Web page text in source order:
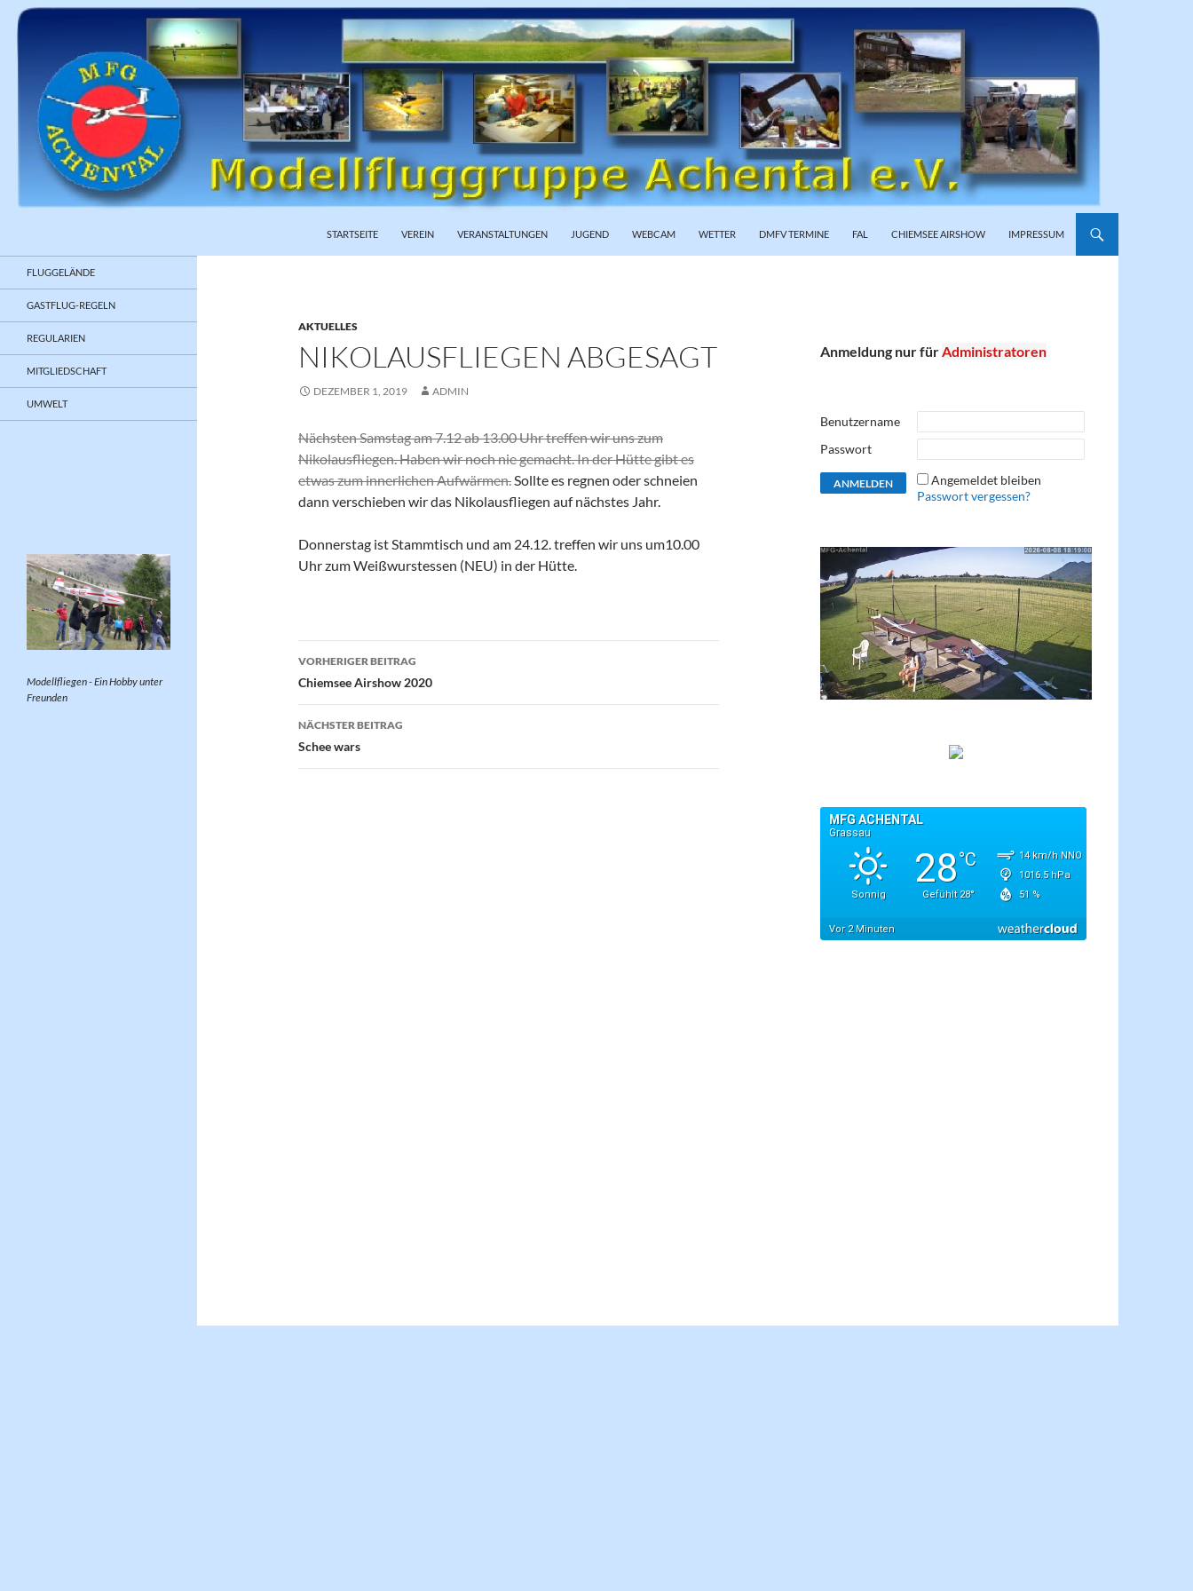
STARTSEITE
VEREIN VERANSTALTUNGEN JUGEND WEBCAM WETTER DMFV TERMINE FAL CHIEMSEE AIRSHOW IMPRESSUM
AKTUELLES
NIKOLAUSFLIEGEN ABGESAGT
DEZEMBER 1, 2019 ADMIN
Nächsten Samstag am 7.12 ab 13.00 Uhr treffen wir uns zum
Nikolausfliegen. Haben wir noch nie gemacht. In der Hütte gibt es
etwas zum innerlichen Aufwärmen.Sollte es regnen oder schneien
dann verschieben wir das Nikolausfliegen auf nächstes Jahr.
Donnerstag ist Stammtisch und am 24.12. treffen wir uns um10.00
Uhr zum Weißwurstessen (NEU) in der Hütte.
Beitragsnavigation
VORHERIGER BEITRAG
Chiemsee Airshow 2020
NÄCHSTER BEITRAG
Schee wars
Anmeldung nur fürAdministratoren
Benutzername
Passwort
Angemeldet bleiben
Passwort vergessen?
FLUGGELÄNDE
GASTFLUG-REGELN
REGULARIEN
MITGLIEDSCHAFT
UMWELT
Modellfliegen - Ein Hobby unter
Freunden